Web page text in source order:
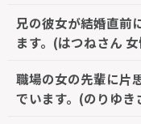
兄の彼女が結婚直前
ます。(はつねさん
職場の女の先輩に片
でいます。(のりゆき